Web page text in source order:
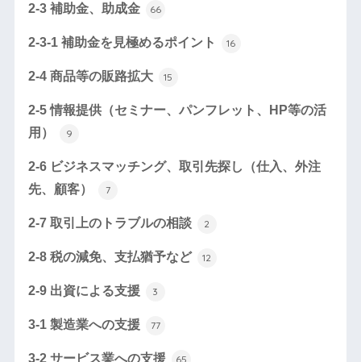
2-3 補助金、助成金 66
2-3-1 補助金を見極めるポイント 16
2-4 商品等の販路拡大 15
2-5 情報提供（セミナー、パンフレット、HP等の活
用）
9
2-6 ビジネスマッチング、取引先探し（仕入、外注
先、顧客）
7
2-7 取引上のトラブルの相談 2
2-8 税の減免、支払猶予など 12
2-9 出資による支援 3
3-1 製造業への支援 77
3-2 サービス業への支援 65